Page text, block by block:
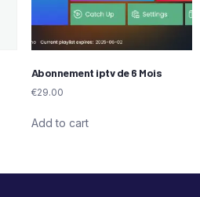
Abonnement iptv de 6 Mois
€29.00
Add to cart